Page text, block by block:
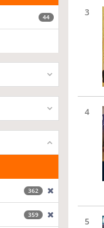
3
4
5
44
362
359